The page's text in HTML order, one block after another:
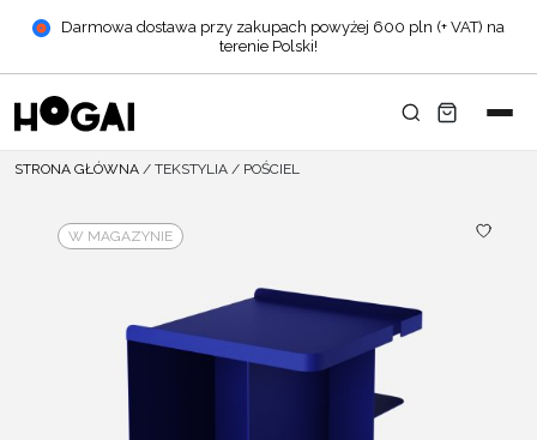
Darmowa dostawa przy zakupach powyżej 600 pln (+ VAT) na
terenie Polski!
STRONA GŁÓWNA / TEKSTYLIA / POŚCIEL
W MAGAZYNIE